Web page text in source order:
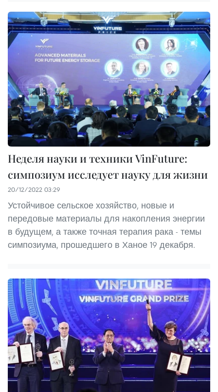
Неделя науки и техники VinFuture:
симпозиум исследует науку для жизни
20/12/2022 03:29
Устойчивое сельское хозяйство, новые и
передовые материалы для накопления энергии
в будущем, а также точная терапия рака - темы
симпозиума, прошедшего в Ханое 19 декабря.